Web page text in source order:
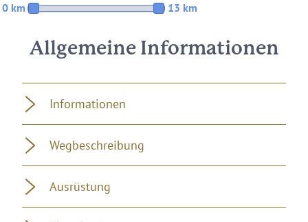
0 km 13 km
Allgemeine Informationen
Informationen
Wegbeschreibung
Ausrüstung